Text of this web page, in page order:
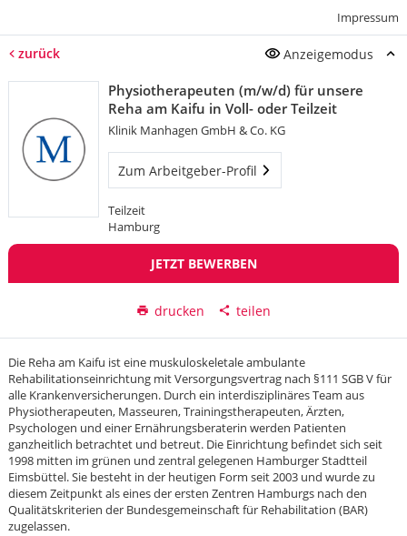
Impressum
zurück Anzeigemodus
Physiotherapeuten (m/w/d) für unsere
Reha am Kaifu in Voll- oder Teilzeit
Klinik Manhagen GmbH & Co. KG
Zum Arbeitgeber-Profil
Teilzeit
Hamburg
JETZT BEWERBEN
drucken teilen
Die Reha am Kaifu ist eine muskuloskeletale ambulante
Rehabilitationseinrichtung mit Versorgungsvertrag nach §111 SGB V für
alle Krankenversicherungen. Durch ein interdisziplinäres Team aus
Physiotherapeuten, Masseuren, Trainingstherapeuten, Ärzten,
Psychologen und einer Ernährungsberaterin werden Patienten
ganzheitlich betrachtet und betreut. Die Einrichtung befindet sich seit
1998 mitten im grünen und zentral gelegenen Hamburger Stadtteil
Eimsbüttel. Sie besteht in der heutigen Form seit 2003 und wurde zu
diesem Zeitpunkt als eines der ersten Zentren Hamburgs nach den
Qualitätskriterien der Bundesgemeinschaft für Rehabilitation (BAR)
zugelassen.